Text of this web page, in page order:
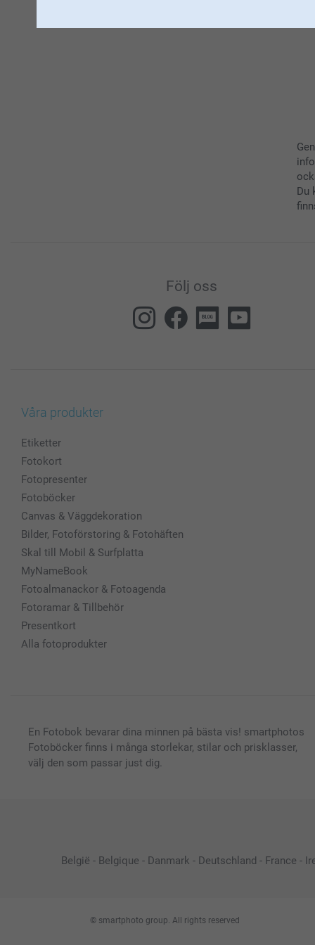
Du
Följ oss
Våra produkter
Etiketter
Fotokort
Fotopresenter
Fotoböcker
Canvas & Väggdekoration
Bilder, Fotoförstoring & Fotohäften
Skal till Mobil & Surfplatta
MyNameBook
Fotoalmanackor & Fotoagenda
Fotoramar & Tillbehör
Presentkort
Alla fotoprodukter
En Fotobok bevarar dina minnen på bästa vis! smartphotos
Fotoböcker finns i många storlekar, stilar och prisklasser,
välj den som passar just dig.
België - Belgique - Danmark - Deutschland - France -
© smartphoto group. All rights reserved